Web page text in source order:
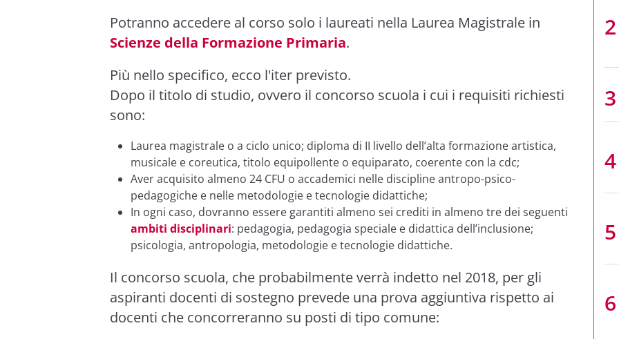
Potranno accedere al corso solo i laureati nella Laurea Magistrale in
Scienze della Formazione Primaria.
Più nello specifico, ecco l'iter previsto.
Dopo il titolo di studio, ovvero il concorso scuola i cui i requisiti richiesti
sono:
Laurea magistrale o a ciclo unico; diploma di II livello dell’alta formazione artistica,
musicale e coreutica, titolo equipollente o equiparato, coerente con la cdc;
Aver acquisito almeno 24 CFU o accademici nelle discipline antropo-psico-
pedagogiche e nelle metodologie e tecnologie didattiche;
In ogni caso, dovranno essere garantiti almeno sei crediti in almeno tre dei seguenti
ambiti disciplinari: pedagogia, pedagogia speciale e didattica dell’inclusione;
psicologia, antropologia, metodologie e tecnologie didattiche.
Il concorso scuola, che probabilmente verrà indetto nel 2018, per gli
aspiranti docenti di sostegno prevede una prova aggiuntiva rispetto ai
docenti che concorreranno su posti di tipo comune: